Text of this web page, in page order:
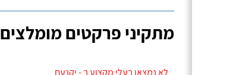
מתקיני פרקטים מומלצים
לא נמצאו בעלי מקצוע ב - יקנעם